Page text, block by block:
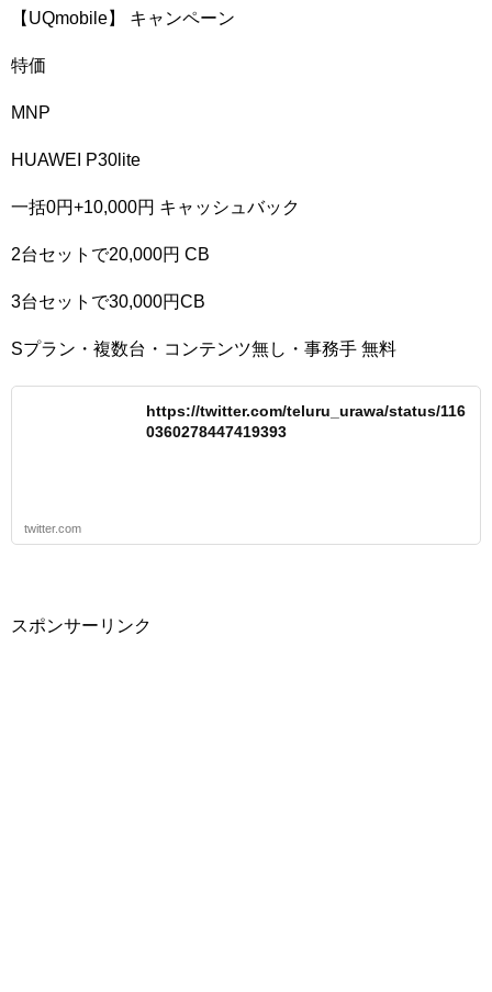
【UQmobile】 キャンペーン
特価
MNP
HUAWEI P30lite
一括0円+10,000円 キャッシュバック
2台セットで20,000円 CB
3台セットで30,000円CB
Sプラン・複数台・コンテンツ無し・事務手 無料
https://twitter.com/teluru_urawa/status/116
0360278447419393
twitter.com
スポンサーリンク